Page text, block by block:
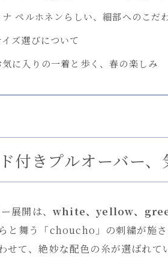
ナ ペルホネンらしい、細部へのこだ
イズ選びについて
気に入りの一着と歩く、春の楽しみ
付きプルオーバー
展開は、 white、yellow、
と舞う「choucho」の刺繍が施さ
せて、絶妙な配色の糸が選ばれて